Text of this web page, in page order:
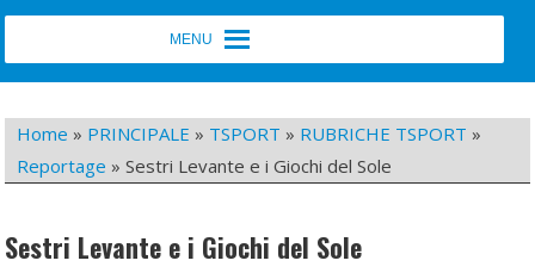
Home » PRINCIPALE » TSPORT » RUBRICHE TSPORT »
Reportage »Sestri Levante e i Giochi del Sole
Sestri Levante e i Giochi del Sole